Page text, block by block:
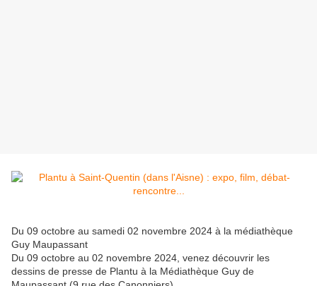
Du 09 octobre au samedi 02 novembre 2024 à la médiathèque
Guy Maupassant
Du 09 octobre au 02 novembre 2024, venez découvrir les
dessins de presse de Plantu à la Médiathèque Guy de